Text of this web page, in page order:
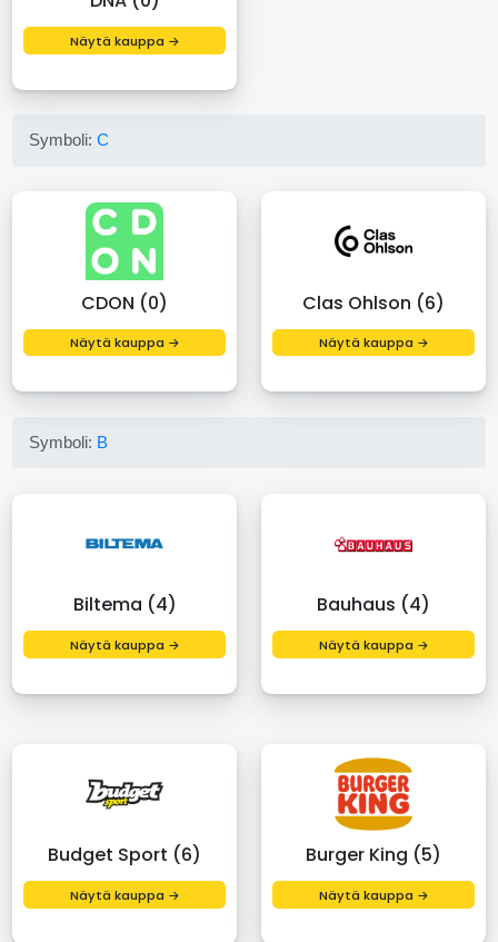
Näytä kauppa →
Symboli:C
CDON (0)
Näytä kauppa →
Clas Ohlson (6)
Näytä kauppa →
Symboli: B
Biltema (4)
Näytä kauppa →
Bauhaus (4)
Näytä kauppa →
Budget Sport (6)
Näytä kauppa →
Burger King (5)
Näytä kauppa →